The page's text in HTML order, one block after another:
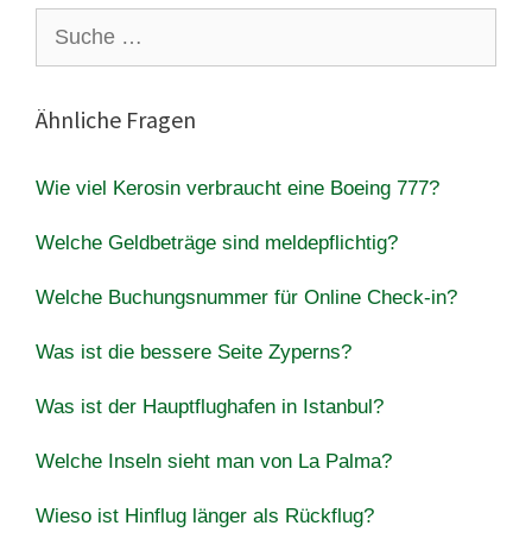
nach:
Ähnliche Fragen
Wie viel Kerosin verbraucht eine Boeing 777?
Welche Geldbeträge sind meldepflichtig?
Welche Buchungsnummer für Online Check-in?
Was ist die bessere Seite Zyperns?
Was ist der Hauptflughafen in Istanbul?
Welche Inseln sieht man von La Palma?
Wieso ist Hinflug länger als Rückflug?